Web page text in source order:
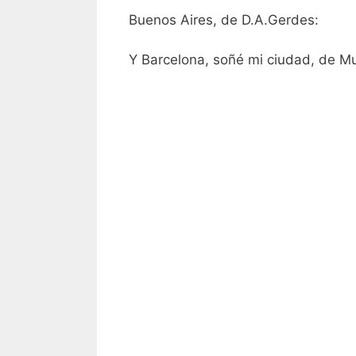
Buenos Aires, de D.A.Gerdes:
Y Barcelona, soñé mi ciudad, de